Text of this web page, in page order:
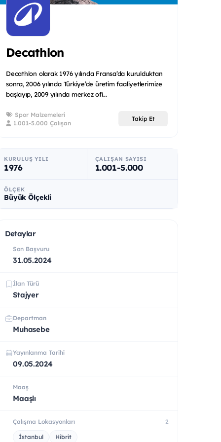
Decathlon
Decathlon olarak 1976 yılında Fransa’da kurulduktan
sonra, 2006 yılında Türkiye’de üretim faaliyetlerimize
başlayıp, 2009 yılında merkez ofi...
Spor Malzemeleri
1.001-5.000 Çalışan
Takip Et
KURULUŞ YILI
1976
ÇALIŞAN SAYISI
1.001-5.000
ÖLÇEK
Büyük Ölçekli
Detaylar
Son Başvuru
31.05.2024
İlan Türü
Stajyer
Departman
Muhasebe
Yayınlanma Tarihi
09.05.2024
Maaş
Maaşlı
Çalışma Lokasyonları 2
İstanbul Hibrit